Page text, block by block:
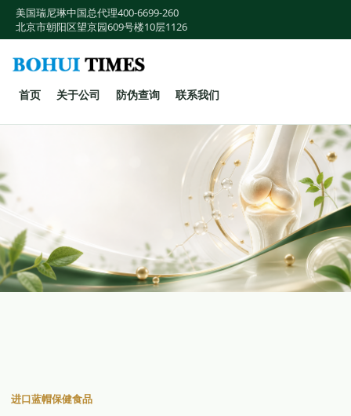
美国瑞尼琳中国总代理400-6699-260
北京市朝阳区望京园609号楼10层1126
首页 关于公司 防伪查询 联系我们
进口蓝帽保健食品